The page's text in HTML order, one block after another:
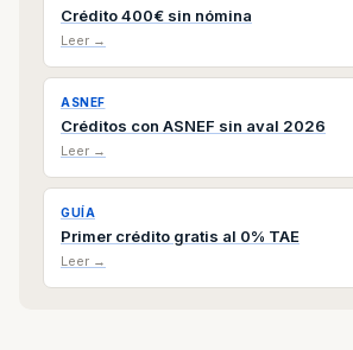
Crédito 400€ sin nómina
Leer →
ASNEF
Créditos con ASNEF sin aval 2026
Leer →
GUÍA
Primer crédito gratis al 0% TAE
Leer →